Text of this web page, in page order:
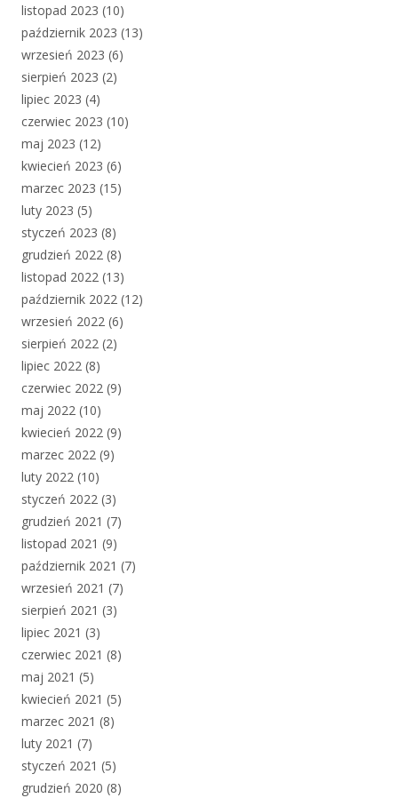
listopad 2023 (10)
październik 2023 (13)
wrzesień 2023 (6)
sierpień 2023 (2)
lipiec 2023 (4)
czerwiec 2023 (10)
maj 2023 (12)
kwiecień 2023 (6)
marzec 2023 (15)
luty 2023 (5)
styczeń 2023 (8)
grudzień 2022 (8)
listopad 2022 (13)
październik 2022 (12)
wrzesień 2022 (6)
sierpień 2022 (2)
lipiec 2022 (8)
czerwiec 2022 (9)
maj 2022 (10)
kwiecień 2022 (9)
marzec 2022 (9)
luty 2022 (10)
styczeń 2022 (3)
grudzień 2021 (7)
listopad 2021 (9)
październik 2021 (7)
wrzesień 2021 (7)
sierpień 2021 (3)
lipiec 2021 (3)
czerwiec 2021 (8)
maj 2021 (5)
kwiecień 2021 (5)
marzec 2021 (8)
luty 2021 (7)
styczeń 2021 (5)
grudzień 2020 (8)